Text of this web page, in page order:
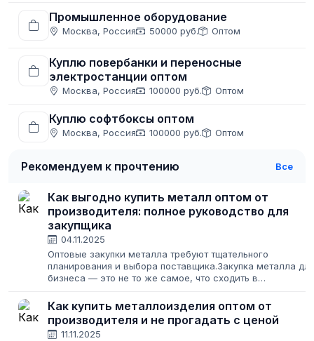
Промышленное оборудование
Москва, Россия 50000 руб. Оптом
Куплю повербанки и переносные
электростанции оптом
Москва, Россия 100000 руб. Оптом
Куплю софтбоксы оптом
Москва, Россия 100000 руб. Оптом
Рекомендуем к прочтению Все
Как выгодно купить металл оптом от
производителя: полное руководство для
закупщика
04.11.2025
Оптовые закупки металла требуют тщательного
планирования и выбора поставщика.Закупка металла для
бизнеса — это не то же самое, что сходить в
на кону стоят крупные суммы, сроки проектов...
Как купить металлоизделия оптом от
производителя и не прогадать с ценой
11.11.2025